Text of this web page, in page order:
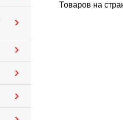
Товаров на